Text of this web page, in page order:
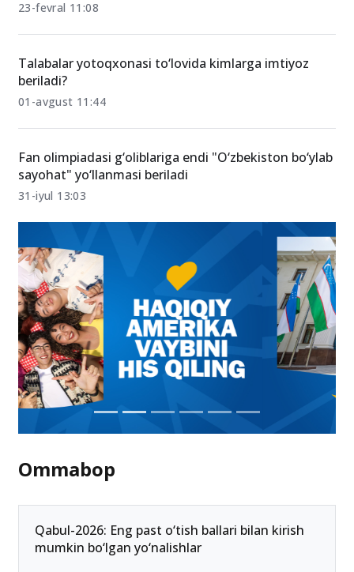
23-fevral 11:08
Talabalar yotoqxonasi to‘lovida kimlarga imtiyoz
beriladi?
01-avgust 11:44
Fan olimpiadasi g‘oliblariga endi "O‘zbekiston bo‘ylab
sayohat" yo‘llanmasi beriladi
31-iyul 13:03
Ommabop
Qabul-2026: Eng past o‘tish ballari bilan kirish
mumkin bo‘lgan yo‘nalishlar